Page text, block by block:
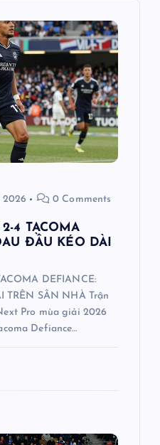
2026 0 Comments
4 TACOMA
ĐẦU KÉO DÀI
DEFIANCE:
TRÊN SÂN NHÀ Trận
Pro mùa giải 2026
Defiance…